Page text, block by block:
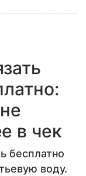
в чек
бесплатно
воду.